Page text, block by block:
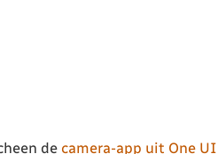
de camera-app uit One